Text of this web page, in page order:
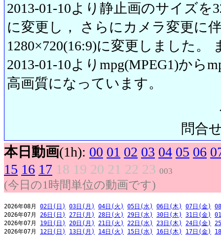
2013-01-10より静止画のサイズを
に変更し， さらにカメラ変更に
1280×720(16:9)に変更しました。
2013-01-10よりmpg(MPEG1)から
高画質になっています。
問合
本日動画(1h): 00 01 02 03 04 05 06
15 16 17 18 19 20 21 22 23 003
(今日の1時間単位の動画です)
2026年08月 02日(日) 03日(月) 04日(火) 05日(水) 06日(木) 07日(金)
2026年07月 26日(日) 27日(月) 28日(火) 29日(水) 30日(木) 31日(金)
2026年07月 19日(日) 20日(月) 21日(火) 22日(水) 23日(木) 24日(金)
2026年07月 12日(日) 13日(月) 14日(火) 15日(水) 16日(木) 17日(金)